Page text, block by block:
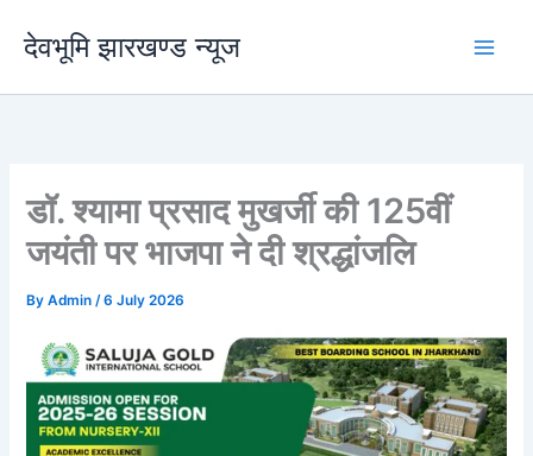
content
देवभूमि झारखण्ड न्यूज
डॉ. श्यामा प्रसाद मुखर्जी की 125वीं
जयंती पर भाजपा ने दी श्रद्धांजलि
ByAdmin/6 July 2026